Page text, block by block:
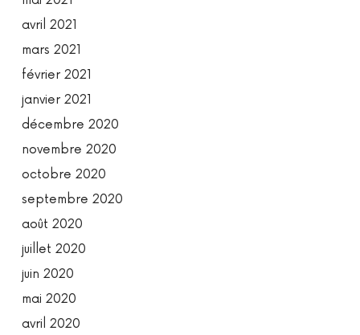
avril 2021
mars 2021
février 2021
janvier 2021
décembre 2020
novembre 2020
octobre 2020
septembre 2020
août 2020
juillet 2020
juin 2020
mai 2020
avril 2020